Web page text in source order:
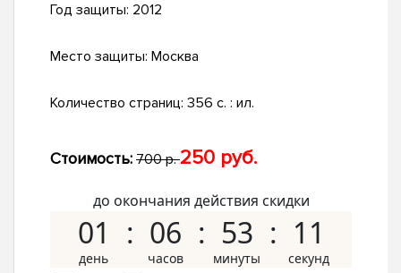
Год защиты: 2012
Место защиты: Москва
Количество страниц: 356 с. : ил.
Стоимость: 700 р.250 руб.
до окончания действия скидки
01 06 53 10